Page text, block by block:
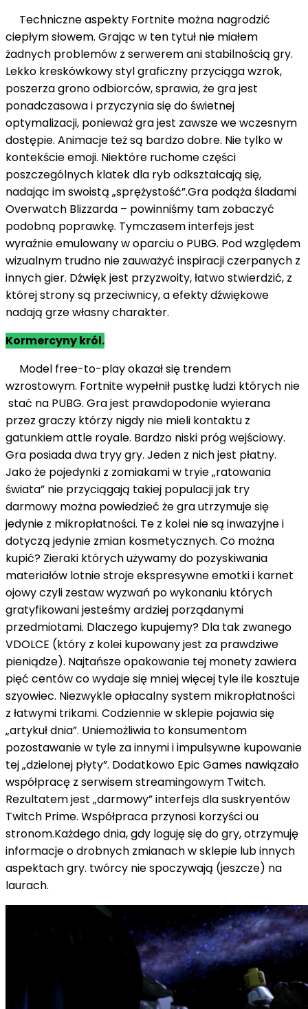
Techniczne aspekty Fortnite można nagrodzić
ciepłym słowem. Grając w ten tytuł nie miałem
żadnych problemów z serwerem ani stabilnością gry.
Lekko kreskówkowy styl graficzny przyciąga wzrok,
poszerza grono odbiorców, sprawia, że ​​gra jest
ponadczasowa i przyczynia się do świetnej
optymalizacji, ponieważ gra jest zawsze we wczesnym
dostępie. Animacje też są bardzo dobre. Nie tylko w
kontekście emoji. Niektóre ruchome części
poszczególnych klatek dla ryb odkształcają się,
nadając im swoistą „sprężystość”.Gra podąża śladami
Overwatch Blizzarda – powinniśmy tam zobaczyć
podobną poprawkę. Tymczasem interfejs jest
wyraźnie emulowany w oparciu o PUBG. Pod względem
wizualnym trudno nie zauważyć inspiracji czerpanych z
innych gier. Dźwięk jest przyzwoity, łatwo stwierdzić, z
której strony są przeciwnicy, a efekty dźwiękowe
nadają grze własny charakter.
Kormercyny król.
Model free-to-play okazał się trendem
wzrostowym. Fortnite wypełnił pustkę ludzi których nie
stać na PUBG. Gra jest prawdopodonie wyierana
przez graczy którzy nigdy nie mieli kontaktu z
gatunkiem attle royale. Bardzo niski próg wejściowy.
Gra posiada dwa tryy gry. Jeden z nich jest płatny.
Jako że pojedynki z zomiakami w tryie „ratowania
świata” nie przyciągają takiej populacji jak try
darmowy można powiedzieć że gra utrzymuje się
jedynie z mikropłatności. Te z kolei nie są inwazyjne i
dotyczą jedynie zmian kosmetycznych. Co można
kupić? Zieraki których używamy do pozyskiwania
materiałów lotnie stroje ekspresywne emotki i karnet
ojowy czyli zestaw wyzwań po wykonaniu których
gratyfikowani jesteśmy ardziej porządanymi
przedmiotami. Dlaczego kupujemy? Dla tak zwanego
VDOLCE (który z kolei kupowany jest za prawdziwe
pieniądze). Najtańsze opakowanie tej monety zawiera
pięć centów co wydaje się mniej więcej tyle ile kosztuje
szyowiec. Niezwykle opłacalny system mikropłatności
z łatwymi trikami. Codziennie w sklepie pojawia się
„artykuł dnia”. Uniemożliwia to konsumentom
pozostawanie w tyle za innymi i impulsywne kupowanie
tej „dzielonej płyty”. Dodatkowo Epic Games nawiązało
współpracę z serwisem streamingowym Twitch.
Rezultatem jest „darmowy” interfejs dla suskryentów
Twitch Prime. Współpraca przynosi korzyści ou
stronom.Każdego dnia, gdy loguję się do gry, otrzymuję
informacje o drobnych zmianach w sklepie lub innych
aspektach gry. twórcy nie spoczywają (jeszcze) na
laurach.